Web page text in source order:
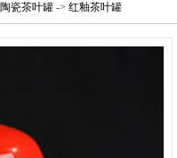
陶瓷茶叶罐 -> 红釉茶叶罐